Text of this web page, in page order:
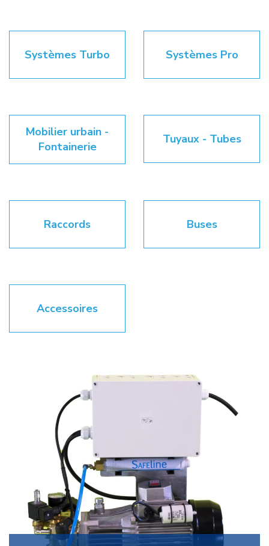
Systèmes Turbo Systèmes Pro
Mobilier urbain -
Fontainerie
Tuyaux - Tubes
Raccords Buses
Accessoires